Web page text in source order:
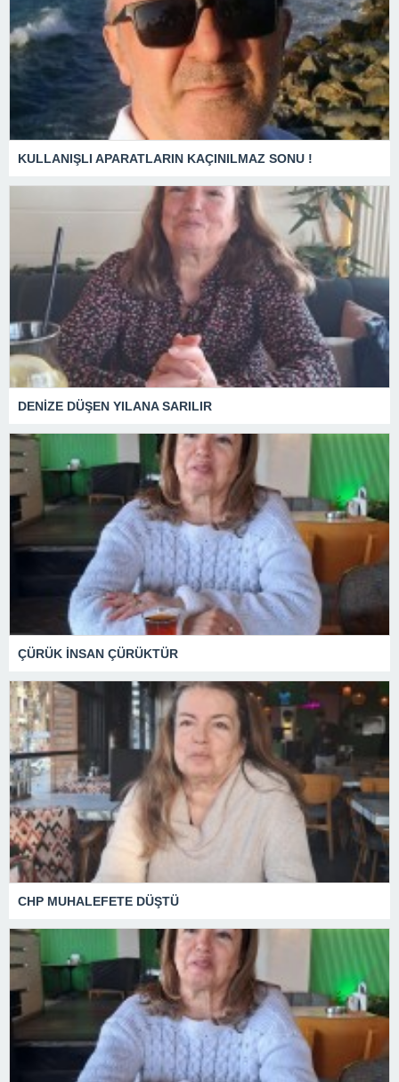
KULLANIŞLI APARATLARIN KAÇINILMAZ SONU !
DENİZE DÜŞEN YILANA SARILIR
ÇÜRÜK İNSAN ÇÜRÜKTÜR
CHP MUHALEFETE DÜŞTÜ